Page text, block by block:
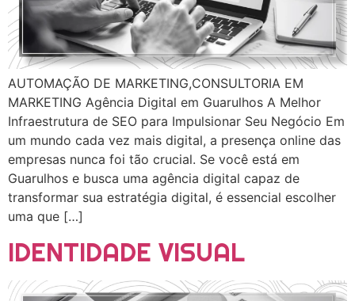
AUTOMAÇÃO DE MARKETING,CONSULTORIA EM
MARKETING Agência Digital em Guarulhos A Melhor
Infraestrutura de SEO para Impulsionar Seu Negócio Em
um mundo cada vez mais digital, a presença online das
empresas nunca foi tão crucial. Se você está em
Guarulhos e busca uma agência digital capaz de
transformar sua estratégia digital, é essencial escolher
uma que […]
IDENTIDADE VISUAL